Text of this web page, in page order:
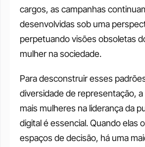
cargos, as campanhas
desenvolvidas sob uma
perpetuando visões obsoletas
mulher na sociedade.
Para desconstruir esses
diversidade de representação,
mais mulheres na liderança da
digital é essencial. Quando elas
espaços de decisão, há uma